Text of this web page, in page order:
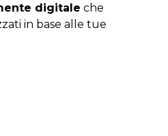
digitale che
in base alle tue